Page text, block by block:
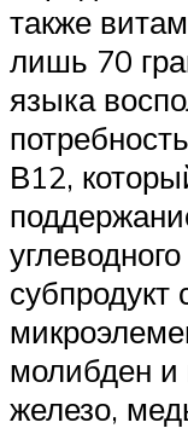
также
лишь 70
языка
В12,
молибден
железо,